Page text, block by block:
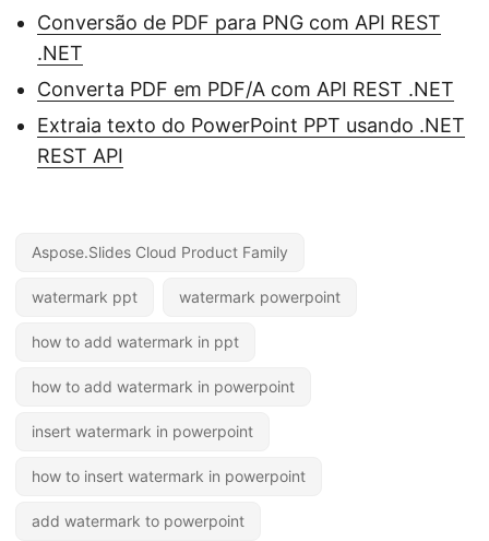
Conversão de PDF para PNG com API REST
.NET
Converta PDF em PDF/A com API REST .NET
Extraia texto do PowerPoint PPT usando .NET
REST API
Aspose.Slides Cloud Product Family
watermark ppt watermark powerpoint
how to add watermark in ppt
how to add watermark in powerpoint
insert watermark in powerpoint
how to insert watermark in powerpoint
add watermark to powerpoint